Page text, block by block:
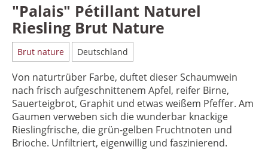
"Palais" Pétillant Naturel
Riesling Brut Nature
Brut nature Deutschland
Von naturtrüber Farbe, duftet dieser Schaumwein
nach frisch aufgeschnittenem Apfel, reifer Birne,
Sauerteigbrot, Graphit und etwas weißem Pfeffer. Am
Gaumen verweben sich die wunderbar knackige
Rieslingfrische, die grün-gelben Fruchtnoten und
Brioche. Unfiltriert, eigenwillig und faszinierend.